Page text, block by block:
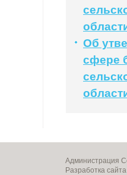
Об
сфере
Администрация
Разработка